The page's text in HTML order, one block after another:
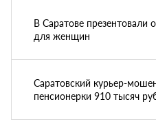
В Саратове презентовали
для женщин
Саратовский курьер-
пенсионерки 910 тысяч